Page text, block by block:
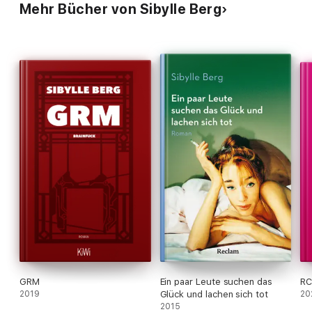
Mehr Bücher von Sibylle Berg
GRM
2019
Ein paar Leute suchen das
Glück und lachen sich tot
2015